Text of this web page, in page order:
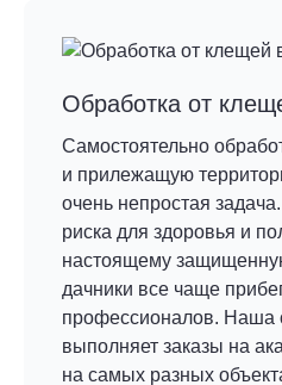
Обработка от
Самостоятельно
и прилежащую
очень непростая
риска для здоровья и
настоящему
дачники все чаще
профессионалов. Наша
выполняет заказы на
на самых разных